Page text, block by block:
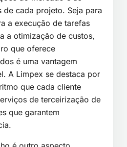
de cada projeto. Seja para
a execução de tarefas
a otimização de custos,
que oferece
é uma vantagem
A Limpex se destaca por
que cada cliente
de terceirização de
que garantem